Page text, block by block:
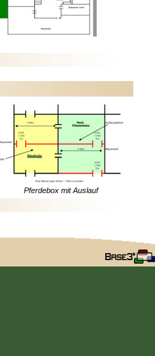
Pferdebox mit Auslauf